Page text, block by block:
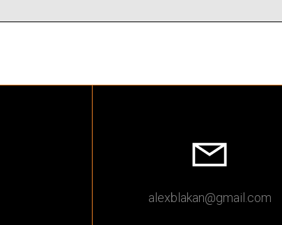
alexblakan@gmail .com